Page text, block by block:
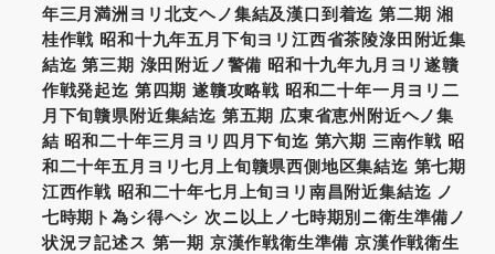
年三月満洲ヨリ北支ヘノ集結及漢口到着迄 第二期 湘
桂作戦 昭和十九年五月下旬ヨリ江西省茶陵淥田附近集
結迄 第三期 淥田附近ノ警備 昭和十九年九月ヨリ遂贛
作戦発起迄 第四期 遂贛攻略戦 昭和二十年一月ヨリ二
月下旬贛県附近集結迄 第五期 広東省恵州附近ヘノ集
結 昭和二十年三月ヨリ四月下旬迄 第六期 三南作戦 昭
和二十年五月ヨリ七月上旬贛県西側地区集結迄 第七期
江西作戦 昭和二十年七月上旬ヨリ南昌附近集結迄 ノ
七時期ト為シ得ヘシ 次ニ以上ノ七時期別ニ衛生準備ノ
状況ヲ記述ス 第一期 京漢作戦衛生準備 京漢作戦衛生